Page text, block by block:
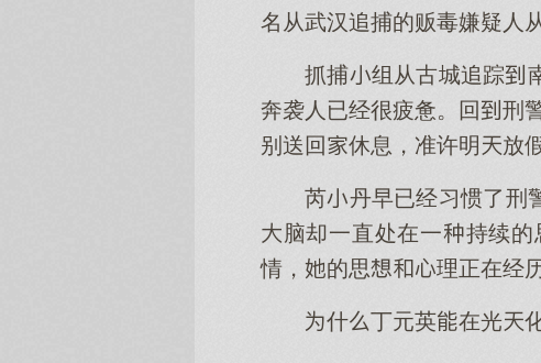
名从武汉追捕的贩毒嫌疑
抓捕组从古城追踪
奔袭人已经很疲惫。回刑
别送回休息，准许明放
芮丹早已经习惯了
脑却一直处在一持续
情，的思理正在经历
什丁元英在光